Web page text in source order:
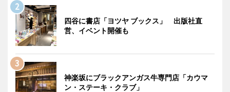
四谷に書店「ヨツヤ ブックス」 出版社直
営、イベント開催も
神楽坂にブラックアンガス牛専門店「カウマ
ン・ステーキ・クラブ」